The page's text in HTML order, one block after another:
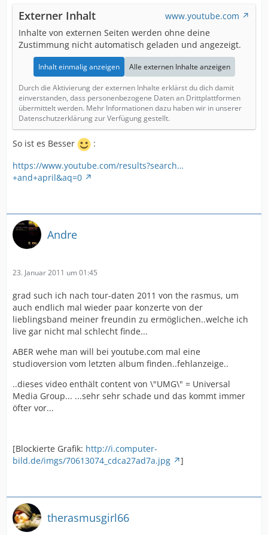
Externer Inhalt
www.youtube.com
Inhalte von externen Seiten werden ohne deine
Zustimmung nicht automatisch geladen und angezeigt.
Inhalt einmalig anzeigen Alle externen Inhalte anzeigen
Durch die Aktivierung der externen Inhalte erklärst du dich damit
einverstanden, dass personenbezogene Daten an Drittplattformen
übermittelt werden. Mehr Informationen dazu haben wir in unserer
Datenschutzerklärung zur Verfügung gestellt.
So ist es Besser
:
https://www.youtube.com/results?search…
+and+april&aq=0
Andre
23. Januar 2011 um 01:45
grad such ich nach tour-daten 2011 von the rasmus, um
auch endlich mal wieder paar konzerte von der
lieblingsband meiner freundin zu ermöglichen..welche ich
live gar nicht mal schlecht finde...
ABER wehe man will bei youtube.com mal eine
studioversion vom letzten album finden..fehlanzeige..
..dieses video enthält content von \"UMG\" = Universal
Media Group... ...sehr sehr schade und das kommt immer
öfter vor...
[Blockierte Grafik: http://i.computer-
bild.de/imgs/70613074_cdca27ad7a.jpg
]
therasmusgirl66